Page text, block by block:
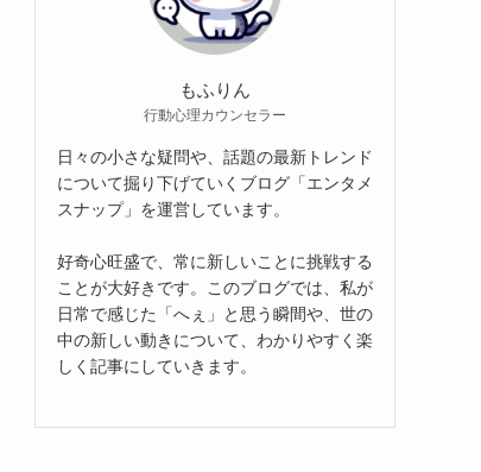
もふりん
行動心理カウンセラー
日々の小さな疑問や、話題の最新トレンド
について掘り下げていくブログ「エンタメ
スナップ」を運営しています。
好奇心旺盛で、常に新しいことに挑戦する
ことが大好きです。このブログでは、私が
日常で感じた「へぇ」と思う瞬間や、世の
中の新しい動きについて、わかりやすく楽
しく記事にしていきます。